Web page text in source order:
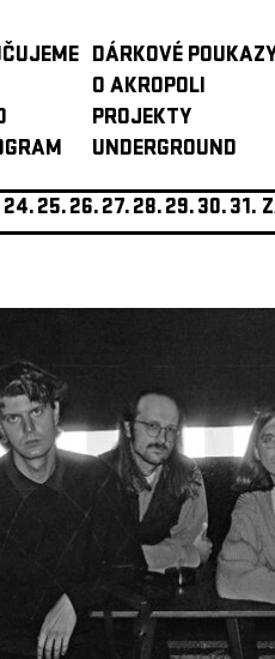
DÁRKOVÉ
O AKROPOLI
PROJEKTY
UNDERGROUND
24.25.26.27.28.29.30.31.